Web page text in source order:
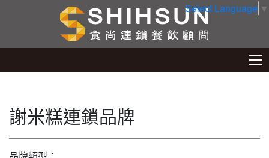
Select Language ▼
謝米糕連鎖品牌